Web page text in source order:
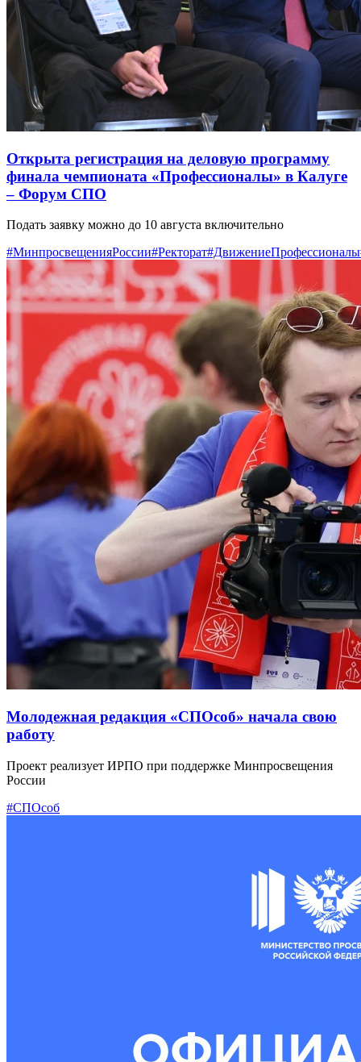
Открыта регистрация на деловую программу
финала чемпионата «Профессионалы» в Калуге
– Форум СПО
Подать заявку можно до 10 августа включительно
#МинпросвещенияРоссии#Ректорат#ДвижениеПрофессионалы
Молодежная редакция «СПОсоб» начала свою
работу
Проект реализует ИРПО при поддержке Минпросвещения
России
#СПОсоб